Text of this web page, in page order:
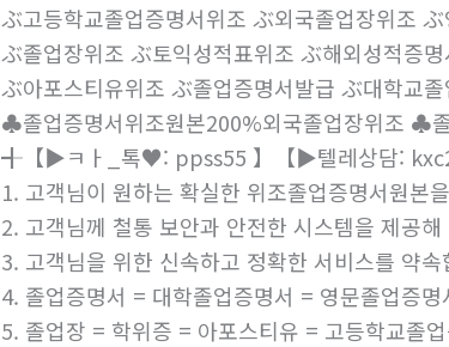
ぶ고등학교졸업증명서위조 ぶ외국졸업장위조
ぶ졸업장위조 ぶ토익성적표위조 ぶ해외성적증
ぶ아포스티유위조 ぶ졸업증명서발급 ぶ대학교
♣졸업증명서위조원본200%외국졸업장위조 ♣
╉【▶ㅋㅏ_톡♥: ppss55 】【▶텔레상담:
1. 고객님이 원하는 확실한 위조졸업증명서원본
2. 고객님께 철통 보안과 안전한 시스템을 제공해
3. 고객님을 위한 신속하고 정확한 서비스를 약속
4. 졸업증명서 = 대학졸업증명서 = 영문졸업증
5. 졸업장 = 학위증 = 아포스티유 = 고등학교졸